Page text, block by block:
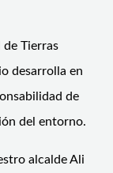
Tierras
desarrolla en
de
del entorno.
alcalde Ali